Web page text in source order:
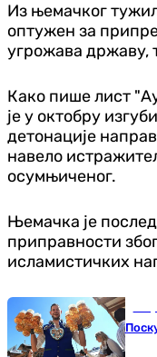
Из њемачког
оптужен за
угрожава државу,
Како пише лист
је у октобру
детонације
навело
осумњиченог.
Њемачка је
приправности
исламистичких